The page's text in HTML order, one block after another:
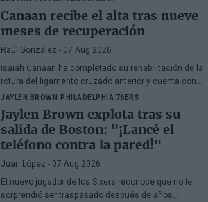
Canaan recibe el alta tras nueve
meses de recuperación
Raúl González - 07 Aug 2026
Isaiah Canaan ha completado su rehabilitación de la
rotura del ligamento cruzado anterior y cuenta con
autorización médica para retomar todas las
actividades de baloncesto. El veterano base de 35
años busca regresar a laEuroligatras el paréntesis
forzado de la temporada 2025-26.
JAYLEN BROWN PHILADELPHIA 76ERS
Jaylen Brown explota tras su
salida de Boston: "¡Lancé el
teléfono contra la pared!"
Juan López - 07 Aug 2026
El nuevo jugador de los Sixers reconoce que no le
sorprendió ser traspasado después de años